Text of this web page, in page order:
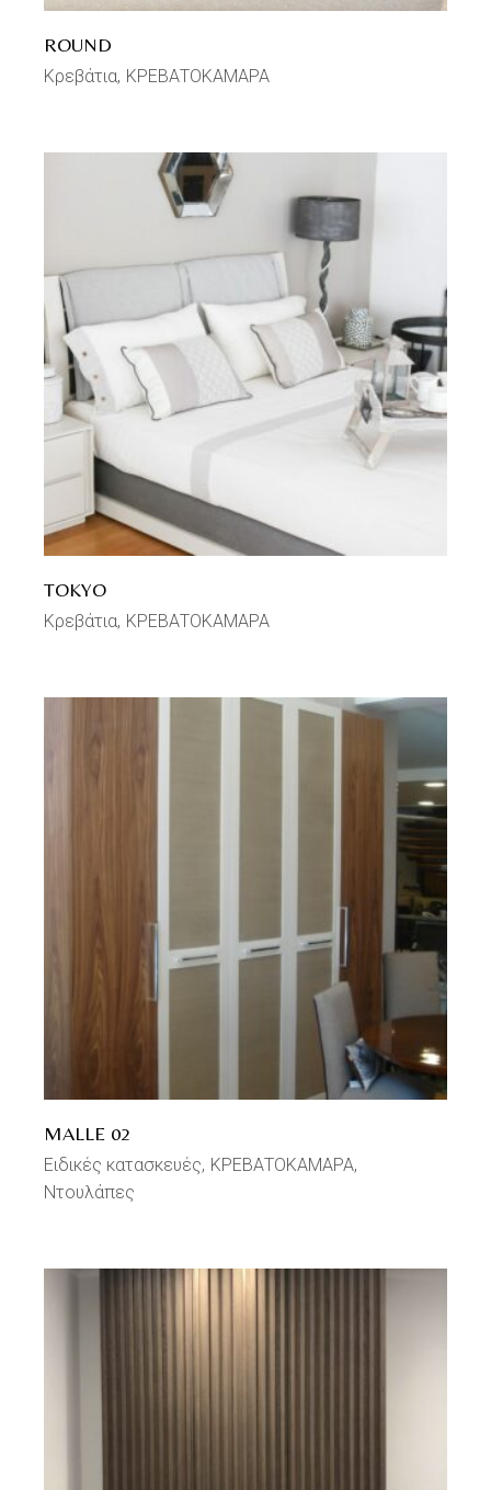
ROUND
Κρεβάτια ΚΡΕΒΑΤΟΚΑΜΑΡΑ
TOKYO
Κρεβάτια ΚΡΕΒΑΤΟΚΑΜΑΡΑ
MALLE 02
Ειδικές κατασκευές ΚΡΕΒΑΤΟΚΑΜΑΡΑ
Ντουλάπες